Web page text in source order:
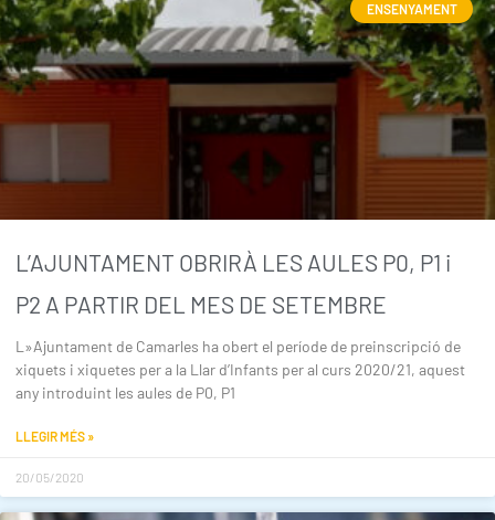
ENSENYAMENT
L’AJUNTAMENT OBRIRÀ LES AULES P0, P1 i
P2 A PARTIR DEL MES DE SETEMBRE
L»Ajuntament de Camarles ha obert el període de preinscripció de
xiquets i xiquetes per a la Llar d’Infants per al curs 2020/21, aquest
any introduint les aules de P0, P1
LLEGIR MÉS »
20/05/2020